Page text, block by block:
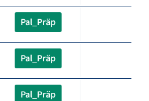
Pal_Präp
Pal_Präp
Pal_Präp